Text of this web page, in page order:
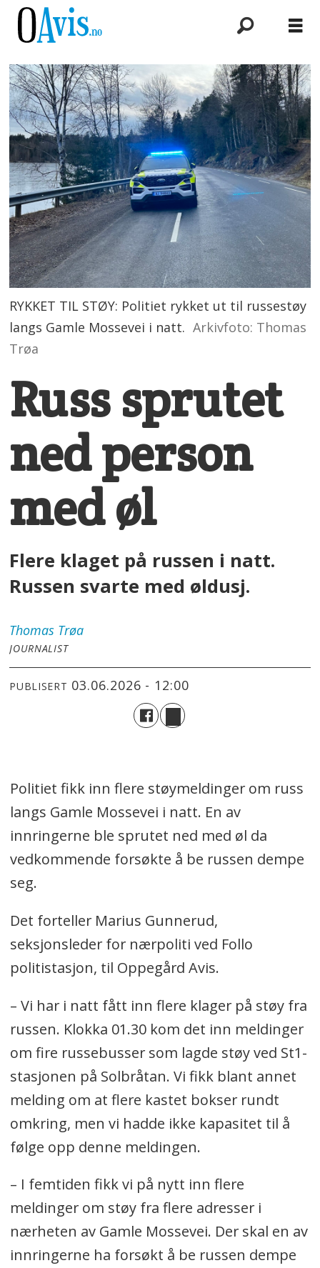
RYKKET TIL STØY: Politiet rykket ut til russestøy
langs Gamle Mossevei i natt. Arkivfoto: Thomas
Trøa
Russ sprutet
ned person
med øl
Flere klaget på russen i natt.
Russen svarte med øldusj.
Thomas Trøa
JOURNALIST
PUBLISERT 03.06.2026 - 12:00
Politiet fikk inn flere støymeldinger om russ
langs Gamle Mossevei i natt. En av
innringerne ble sprutet ned med øl da
vedkommende forsøkte å be russen dempe
seg.
Det forteller Marius Gunnerud,
seksjonsleder for nærpoliti ved Follo
politistasjon, til Oppegård Avis.
– Vi har i natt fått inn flere klager på støy fra
russen. Klokka 01.30 kom det inn meldinger
om fire russebusser som lagde støy ved St1-
stasjonen på Solbråtan. Vi fikk blant annet
melding om at flere kastet bokser rundt
omkring, men vi hadde ikke kapasitet til å
følge opp denne meldingen.
– I femtiden fikk vi på nytt inn flere
meldinger om støy fra flere adresser i
nærheten av Gamle Mossevei. Der skal en av
innringerne ha forsøkt å be russen dempe